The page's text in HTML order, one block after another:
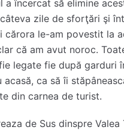
a încercat să elimine
zile de sforţări şi
cărora le-am povestit la
că am avut noroc.
legate fie după garduri
acasă, ca să îi
din carnea de turist.
de Sus dinspre Valea